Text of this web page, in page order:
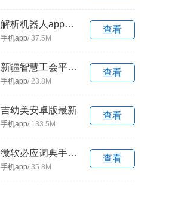
解析机器人app免费下载
手机app/ 37.5M
查看
新疆智慧工会平台app登录平台下载
手机app/ 23.8M
查看
吉幼美安卓版最新
手机app/ 133.5M
查看
微软必应词典手机版安卓版下载
手机app/ 35.8M
查看